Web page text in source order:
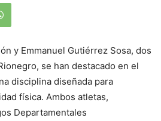
y Emmanuel Gutiérrez Sosa, dos
se han destacado en el
disciplina diseñada para
física. Ambos atletas,
Departamentales